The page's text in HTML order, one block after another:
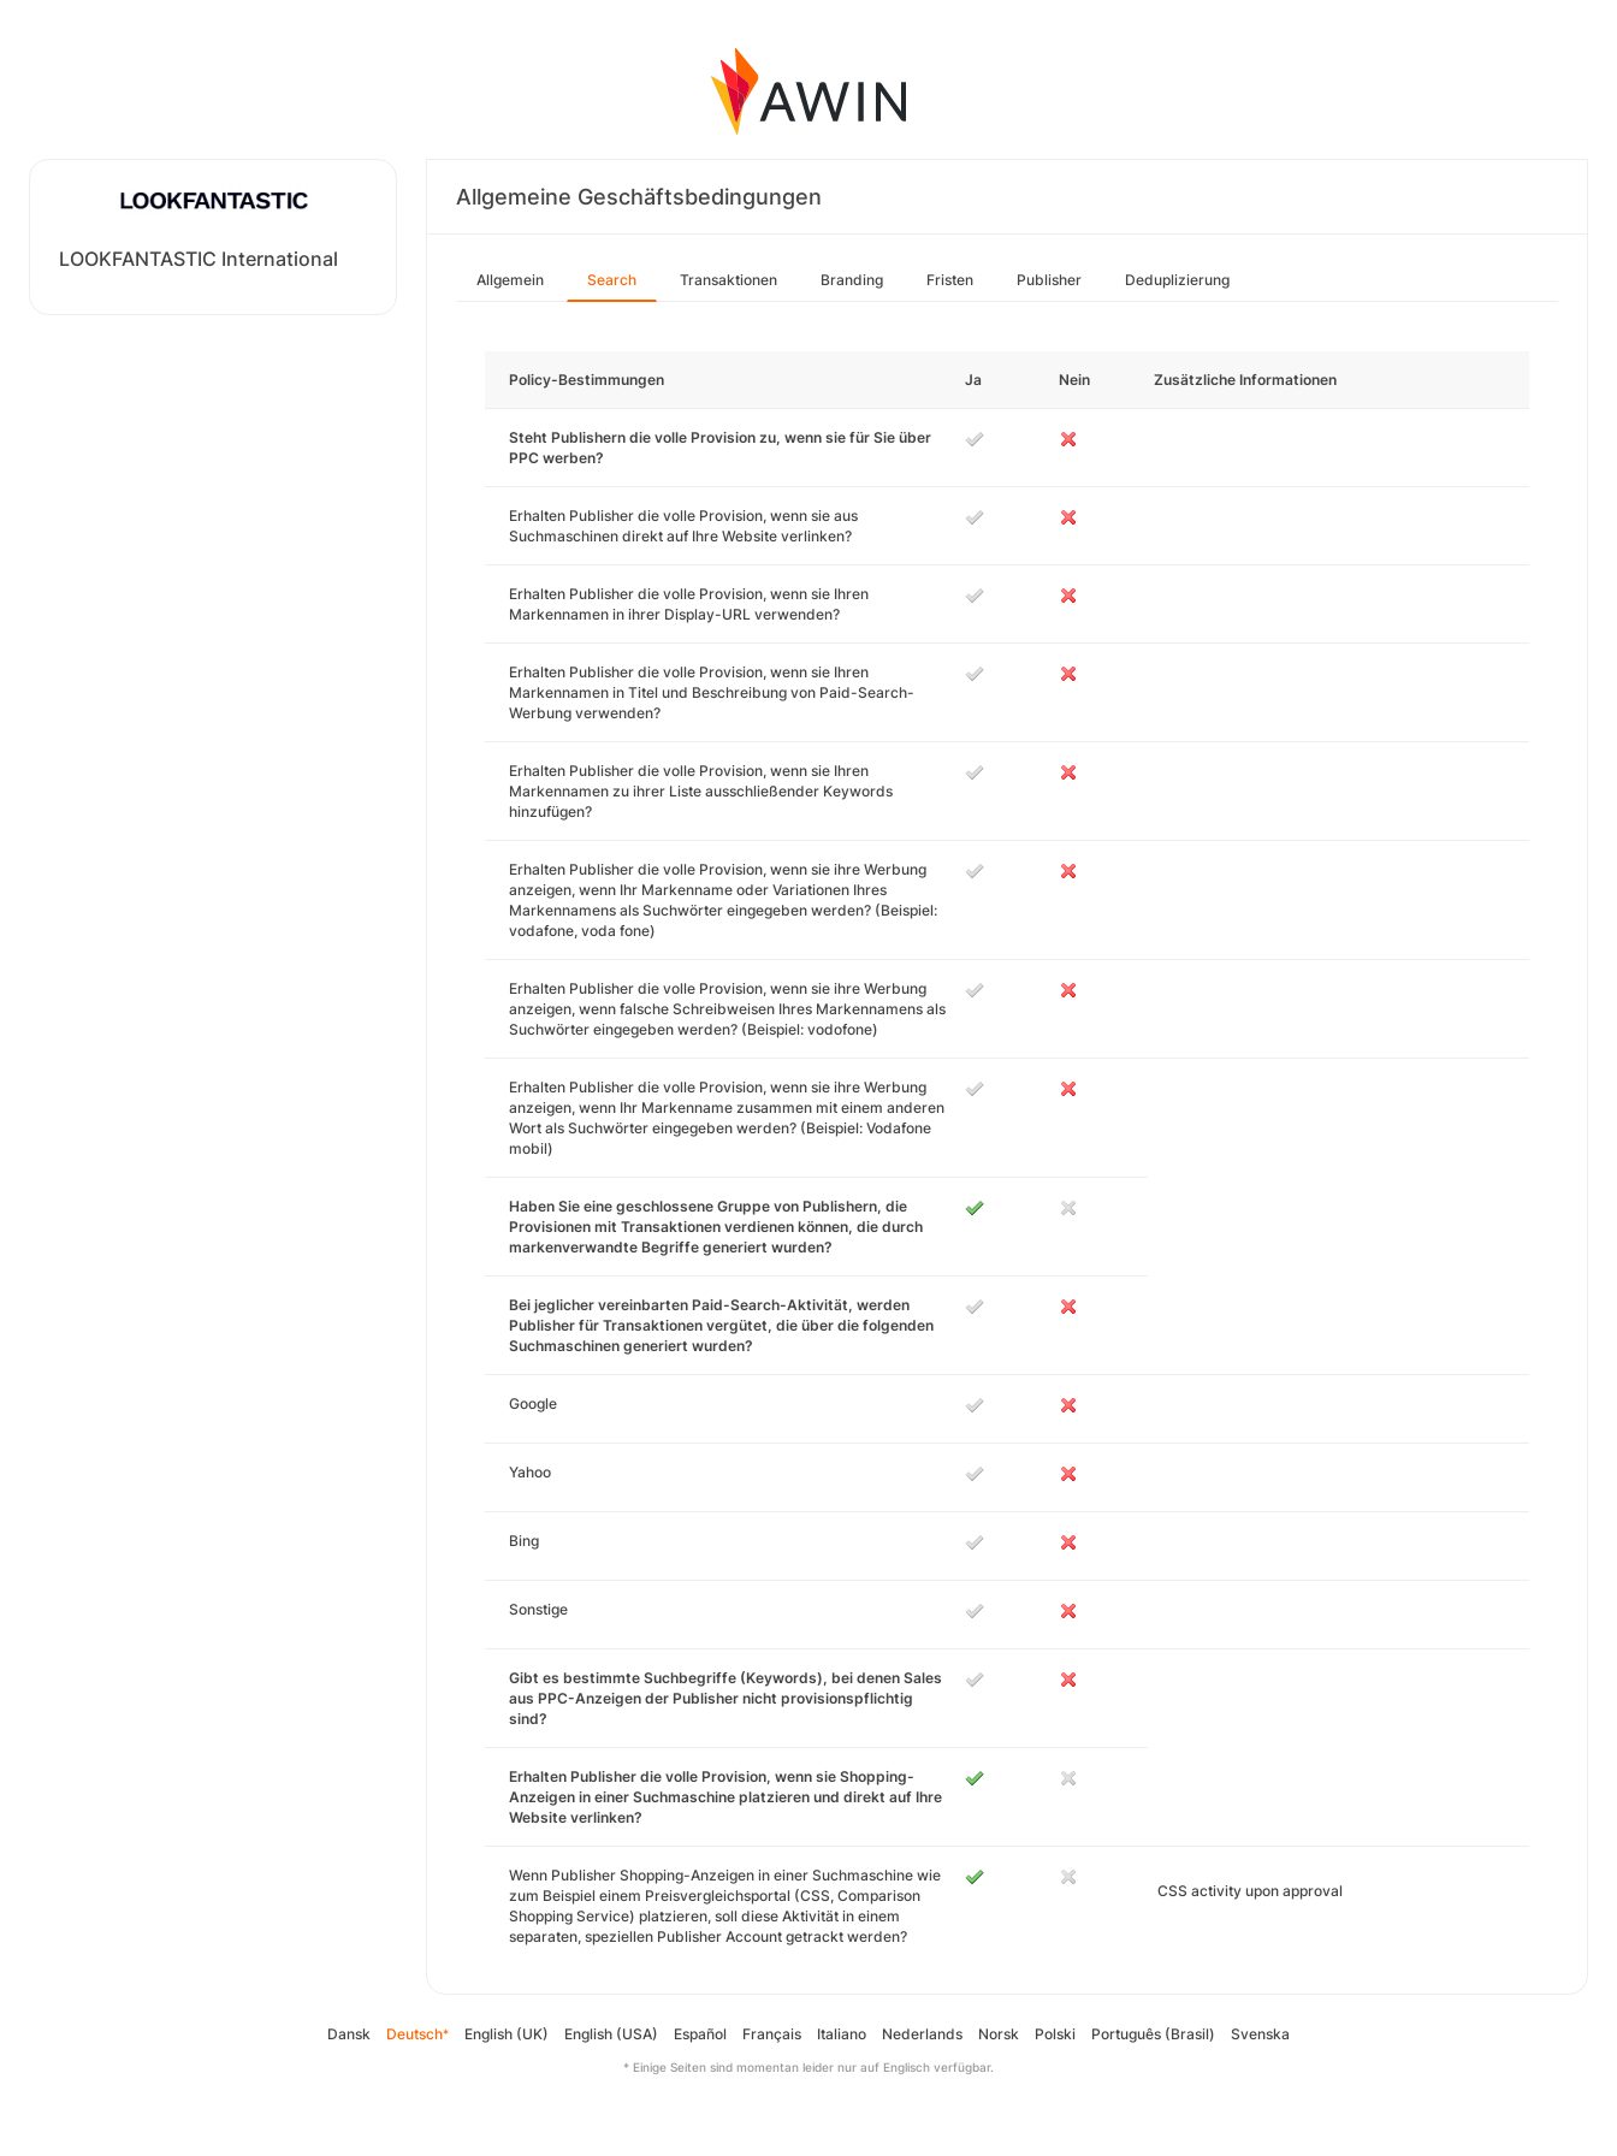
LOOKFANTASTIC International
Allgemeine Geschäftsbedingungen
Allgemein Search Transaktionen Branding Fristen Publisher Deduplizierung
Policy-Bestimmungen Ja Nein Zusätzliche Informationen
Steht Publishern die volle Provision zu, wenn sie für Sie über
PPC werben?
Erhalten Publisher die volle Provision, wenn sie aus
Suchmaschinen direkt auf Ihre Website verlinken?
Erhalten Publisher die volle Provision, wenn sie Ihren
Markennamen in ihrer Display-URL verwenden?
Erhalten Publisher die volle Provision, wenn sie Ihren
Markennamen in Titel und Beschreibung von Paid-Search-
Werbung verwenden?
Erhalten Publisher die volle Provision, wenn sie Ihren
Markennamen zu ihrer Liste ausschließender Keywords
hinzufügen?
Erhalten Publisher die volle Provision, wenn sie ihre Werbung
anzeigen, wenn Ihr Markenname oder Variationen Ihres
Markennamens als Suchwörter eingegeben werden? (Beispiel:
vodafone, voda fone)
Erhalten Publisher die volle Provision, wenn sie ihre Werbung
anzeigen, wenn falsche Schreibweisen Ihres Markennamens als
Suchwörter eingegeben werden? (Beispiel: vodofone)
Erhalten Publisher die volle Provision, wenn sie ihre Werbung
anzeigen, wenn Ihr Markenname zusammen mit einem anderen
Wort als Suchwörter eingegeben werden? (Beispiel: Vodafone
mobil)
Haben Sie eine geschlossene Gruppe von Publishern, die
Provisionen mit Transaktionen verdienen können, die durch
markenverwandte Begriffe generiert wurden?
Bei jeglicher vereinbarten Paid-Search-Aktivität, werden
Publisher für Transaktionen vergütet, die über die folgenden
Suchmaschinen generiert wurden?
Google
Yahoo
Bing
Sonstige
Gibt es bestimmte Suchbegriffe (Keywords), bei denen Sales
aus PPC-Anzeigen der Publisher nicht provisionspflichtig
sind?
Erhalten Publisher die volle Provision, wenn sie Shopping-
Anzeigen in einer Suchmaschine platzieren und direkt auf Ihre
Website verlinken?
Wenn Publisher Shopping-Anzeigen in einer Suchmaschine wie
zum Beispiel einem Preisvergleichsportal (CSS, Comparison
Shopping Service) platzieren, soll diese Aktivität in einem
separaten, speziellen Publisher Account getrackt werden?
CSS activity upon approval
Dansk Deutsch* English (UK) English (USA) Español Français Italiano Nederlands Norsk Polski Português (Brasil) Svenska
* Einige Seiten sind momentan leider nur auf Englisch verfügbar.